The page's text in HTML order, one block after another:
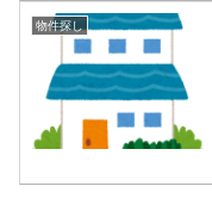
物件探し